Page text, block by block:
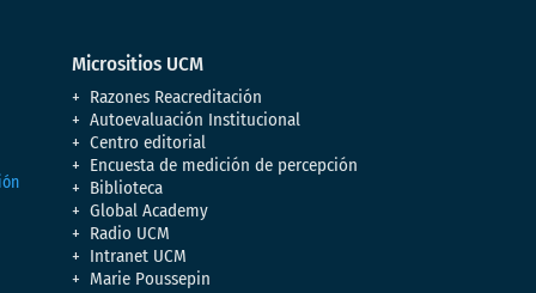
Micrositios UCM
Razones Reacreditación
Autoevaluación Institucional
Centro editorial
Encuesta de medición de percepción
Biblioteca
Global Academy
Radio UCM
Intranet UCM
Marie Poussepin